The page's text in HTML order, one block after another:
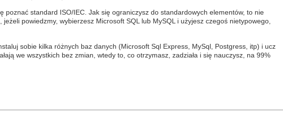
poznać standard ISO/IEC. Jak się ograniczysz do standardowych elementów, to nie
jeżeli powiedzmy, wybierzesz Microsoft SQL lub MySQL i użyjesz czegoś nietypowego,
sobie kilka różnych baz danych (Microsoft Sql Express, MySql, Postgress, itp) i ucz
we wszystkich bez zmian, wtedy to, co otrzymasz, zadziała i się nauczysz, na 99%